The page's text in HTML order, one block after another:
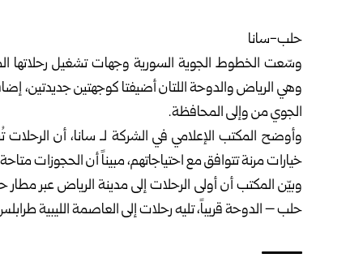
حلب-سانا
وسّعت الخطوط الجوية السورية وجهات تشغيل رحلاتها
وهي الرياض والدوحة اللتان أضيفتا كوجهتين جديدتين،
الجوي من وإلى المحافظة.
وأوضح المكتب الإعلامي في الشركة لـ سانا، أن الرحلات
خيارات مرنة تتوافق مع احتياجاتهم، مبيناً أن الحجوزات
حلب – الدوحة قريباً، تليه رحلات إلى العاصمة الليبية